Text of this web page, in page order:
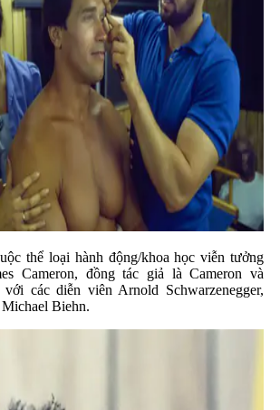
thể loại hành động/khoa học viễn tưởng
Cameron, đồng tác giả là Cameron và
các diễn viên Arnold Schwarzenegger,
Biehn.